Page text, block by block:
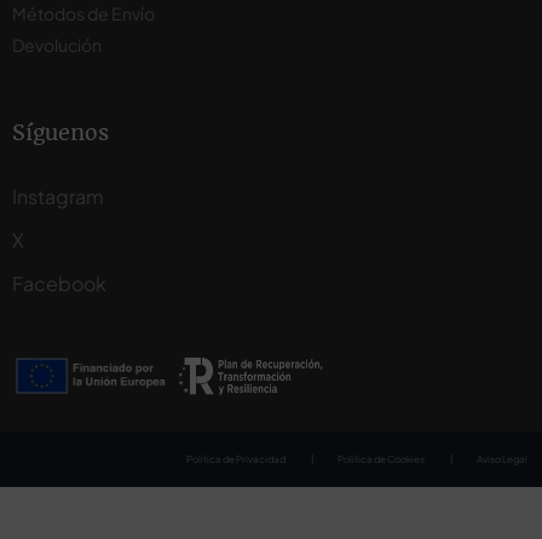
Métodos de Envío
Devolución
Síguenos
Instagram
X
Facebook
Política de Privacidad Política de Cookies Aviso Legal